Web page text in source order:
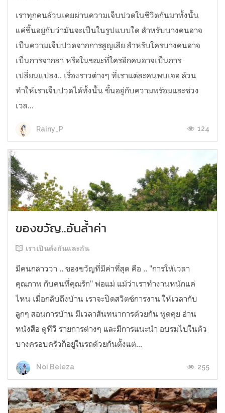
เราทุกคนล้วนเคยผ่านความเจ็บปวดในชีวิตกันมาทั้งนั้น
แค่ขึ้นอยู่กับว่ามันจะเป็นในรูปแบบใด สำหรับบางคนอาจ
เป็นความเจ็บปวดจากการสูญเสีย สำหรับใครบางคนอาจ
เป็นการจากลา หรือในขณะที่ใครอีกคนอาจเป็นการ
เปลี่ยนแปลง.. เรื่องราวต่างๆ ที่เราแต่ละคนพบเจอ ล้วน
ทำให้เราเจ็บปวดได้ทั้งนั้น ขึ้นอยู่กับความพร้อมและช่วง
เวล...
Rainy_P 124
ของขวัญ..อันล้ำค่า
เราเป็นดั่งกันและกัน
มีคนกล่าวว่า .. ของขวัญที่มีค่าที่สุด คือ .. "การให้เวลา
คุณภาพ กับคนทึ่คุณรัก" พ่อแม่ แม้ว่าเราทำงานหนักแค่
ไหน เมื่อกลับถึงบ้าน เราจะปิดสวิตช์การงาน ให้เวลากับ
ลูกๆ สอนการบ้าน มีเวลาสันทนาการด้วยกัน พูดคุย อ่าน
หนังสือ ดูทีวี รายการต่างๆ และมีการแนะนำ อบรมไปในตัว
บางครอบครัวก็อยู่ในรถด้วยกันตั้งแต่...
Noi Beleza 255